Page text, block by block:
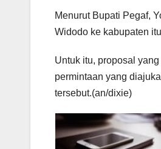
Menurut Bupati Pegaf,
Widodo ke kabupaten
Untuk itu, proposal
permintaan yang
tersebut.(an/dixie)